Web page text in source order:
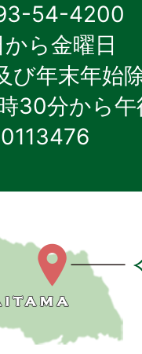
54-4200
ら金曜日
び年末年始
30分から午